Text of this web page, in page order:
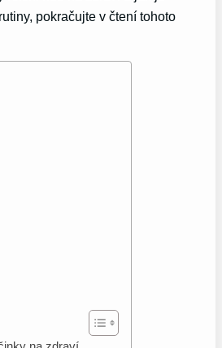
pokračujte v čtení tohoto